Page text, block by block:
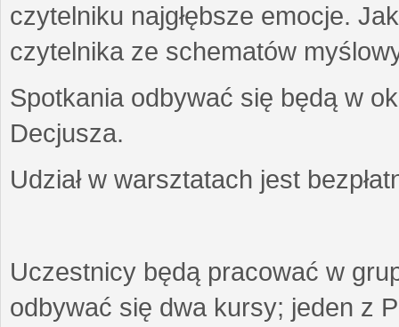
czytelniku najgłębsze emocje.
czytelnika ze schematów
Spotkania odbywać się będą w
Decjusza.
Udział w warsztatach jest
Uczestnicy będą pracować w
odbywać się dwa kursy; jeden z